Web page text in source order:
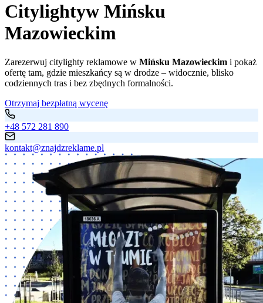
Citylightyw Mińsku
Mazowieckim
Zarezerwuj citylighty reklamowe w Mińsku Mazowieckim i pokaż
ofertę tam, gdzie mieszkańcy są w drodze – widocznie, blisko
codziennych tras i bez zbędnych formalności.
Otrzymaj bezpłatną wycenę
+48 572 281 890
kontakt@znajdzreklame.pl